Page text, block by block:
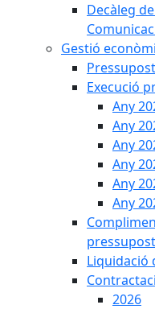
Decàleg
Gestió
Pressupost
Execució
Any
Any
Any
Any
Any
Any
Liquidació
2026